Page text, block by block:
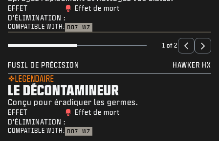
EFFET
D'ÉLIMINATION :
Effet de mort
COMPATIBLE WITH: BO7 WZ
1 of 2
FUSIL DE PRÉCISION HAWKER HX
LÉGENDAIRE
LE DÉCONTAMINEUR
Conçu pour éradiquer les germes.
EFFET
D'ÉLIMINATION :
Effet de mort
COMPATIBLE WITH: BO7 WZ